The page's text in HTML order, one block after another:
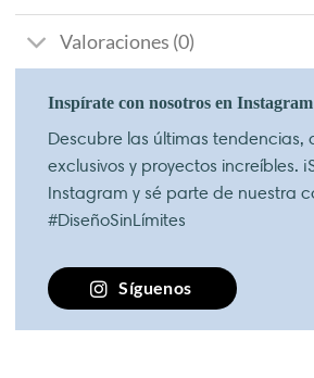
Valoraciones (0)
Inspírate con nosotros en Instagram
Descubre las últimas tendencias,
exclusivos y proyectos increíbles.
Instagram y sé parte de nuestra
#DiseñoSinLímites
Síguenos